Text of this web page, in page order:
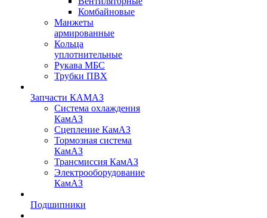
Комбайновые
Манжеты
армированные
Кольца
уплотнительные
Рукава МБС
Трубки ПВХ
Запчасти КАМАЗ
Система охлаждения
КамАЗ
Сцепление КамАЗ
Тормозная система
КамАЗ
Трансмиссия КамАЗ
Электрооборудование
КамАЗ
Подшипники